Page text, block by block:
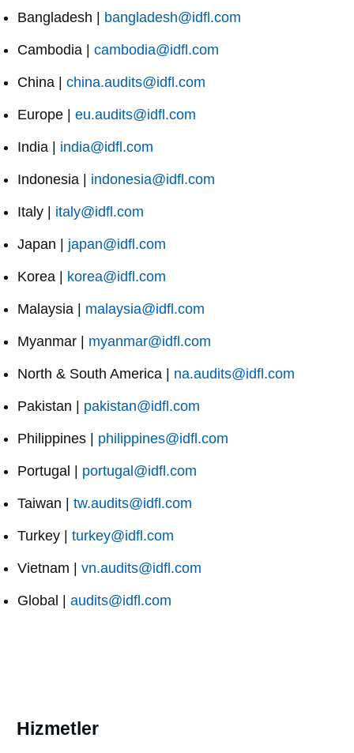
Bangladesh | bangladesh@idfl.com
Cambodia | cambodia@idfl.com
China | china.audits@idfl.com
Europe | eu.audits@idfl.com
India | india@idfl.com
Indonesia | indonesia@idfl.com
Italy | italy@idfl.com
Japan | japan@idfl.com
Korea | korea@idfl.com
Malaysia | malaysia@idfl.com
Myanmar | myanmar@idfl.com
North & South America | na.audits@idfl.com
Pakistan | pakistan@idfl.com
Philippines | philippines@idfl.com
Portugal | portugal@idfl.com
Taiwan | tw.audits@idfl.com
Turkey | turkey@idfl.com
Vietnam | vn.audits@idfl.com
Global | audits@idfl.com
Hizmetler